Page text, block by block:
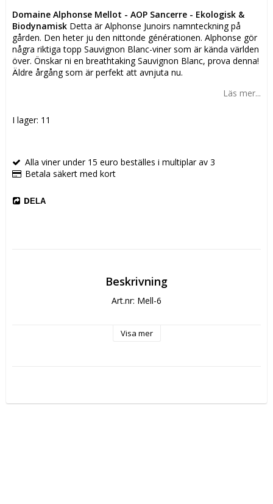
Domaine Alphonse Mellot - AOP Sancerre - Ekologisk &
Biodynamisk Detta är Alphonse Junoirs namnteckning på
gården. Den heter ju den nittonde générationen. Alphonse gör
några riktiga topp Sauvignon Blanc-viner som är kända världen
över. Önskar ni en breathtaking Sauvignon Blanc, prova denna!
Äldre årgång som är perfekt att avnjuta nu.
Läs mer...
I lager: 11
Alla viner under 15 euro beställes i multiplar av 3
Betala säkert med kort
DELA
Beskrivning
Art.nr: Mell-6
Visa mer